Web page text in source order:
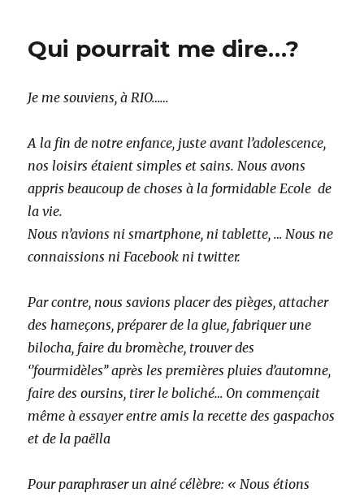
dire:
Qui pourrait me dire…?
Je me souviens, à RIO……
A la fin de notre enfance, juste avant l’adolescence,
nos loisirs étaient simples et sains. Nous avons
appris beaucoup de choses à la formidable Ecole de
la vie.
Nous n’avions ni smartphone, ni tablette, … Nous ne
connaissions ni Facebook ni twitter.
Par contre, nous savions placer des pièges, attacher
des hameçons, préparer de la glue, fabriquer une
bilocha, faire du bromèche, trouver des
‘’fourmidèles’’ après les premières pluies d’automne,
faire des oursins, tirer le boliché… On commençait
même à essayer entre amis la recette des gaspachos
et de la paëlla
Pour paraphraser un ainé célèbre: « Nous étions